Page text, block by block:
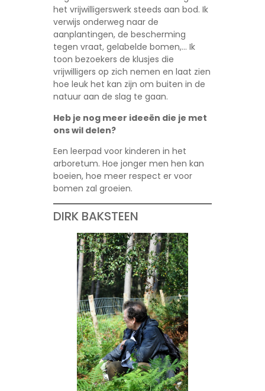
het vrijwilligerswerk steeds aan bod. Ik
verwijs onderweg naar de
aanplantingen, de bescherming
tegen vraat, gelabelde bomen,… Ik
toon bezoekers de klusjes die
vrijwilligers op zich nemen en laat zien
hoe leuk het kan zijn om buiten in de
natuur aan de slag te gaan.
Heb je nog meer ideeën die je met
ons wil delen?
Een leerpad voor kinderen in het
arboretum. Hoe jonger men hen kan
boeien, hoe meer respect er voor
bomen zal groeien.
DIRK BAKSTEEN